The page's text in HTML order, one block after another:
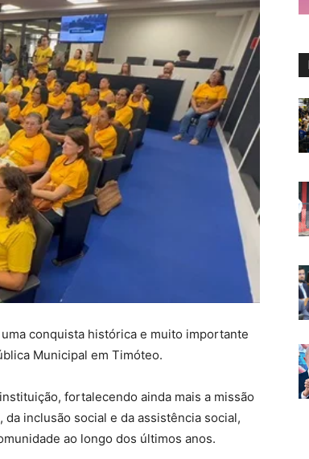
conquista histórica e muito importante
Municipal em Timóteo.
fortalecendo ainda mais a missão
inclusão social e da assistência social,
ao longo dos últimos anos.